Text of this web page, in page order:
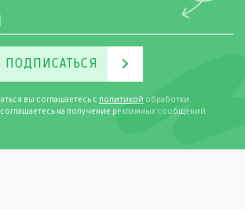
ПОДПИСАТЬСЯ
вы соглашаетесь с политикой обработки
на получение рекламных сообщений.